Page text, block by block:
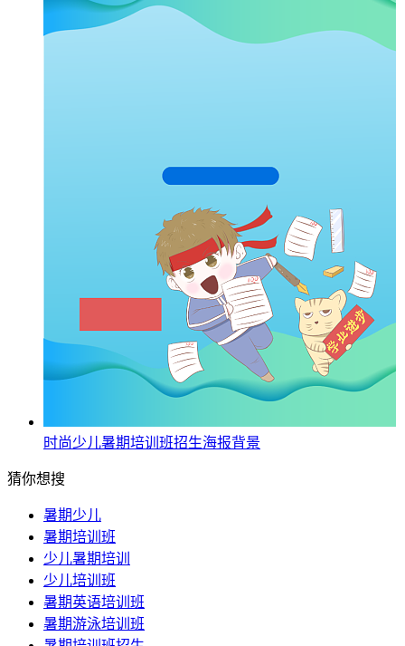
时尚少儿暑期培训班招生海报背景
猜你想搜
暑期少儿
暑期培训班
少儿暑期培训
少儿培训班
暑期英语培训班
暑期游泳培训班